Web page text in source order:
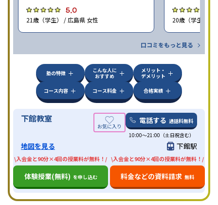
5.0
21歳（学生） / 広島県 女性 20歳（学生） /
口コミをもっと見る
塾の特徴
こんな人に
おすすめ
メリット・
デメリット
コース内容
コース料金 合格実績
下館教室 電話する 通話料無料
10:00〜21:00（土日祝含む）
地図を見る 下館駅
\入会金と90分×4回の授業料が無料！/
体験授業(無料) を申し込む
\入会金と90分×4回の授業料が無料！/
料金などの資料請求 無料